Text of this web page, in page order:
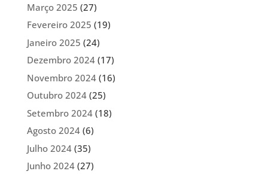
Março 2025 (27)
Fevereiro 2025 (19)
Janeiro 2025 (24)
Dezembro 2024(17)
Novembro 2024(16)
Outubro 2024(25)
Setembro 2024(18)
Agosto 2024(6)
Julho 2024(35)
Junho 2024(27)